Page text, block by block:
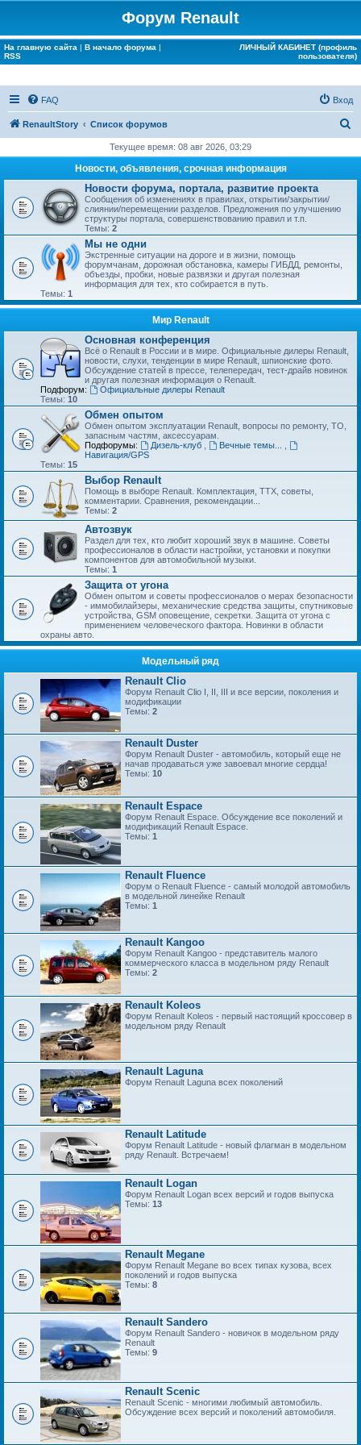
Форум Renault
На главную сайта | В начало форума |
RSS
ЛИЧНЫЙ КАБИНЕТ (профиль
пользователя)
FAQ Вход
RenaultStory Список форумов
с
Текущее время: 08 авг 2026, 03:29
Новости, объявления, срочная информация
Новости форума, портала, развитие проекта
Сообщения об изменениях в правилах, открытии/закрытии/
слиянии/перемещении разделов. Предложения по улучшению
структуры портала, совершенствованию правил и т.п.
Темы: 2
Мы не одни
Экстренные ситуации на дороге и в жизни, помощь
форумчанам, дорожная обстановка, камеры ГИБДД, ремонты,
объезды, пробки, новые развязки и другая полезная
информация для тех, кто собирается в путь.
Темы: 1
Мир Renault
Основная конференция
Всё о Renault в России и в мире. Официальные дилеры Renault,
новости, слухи, тенденции в мире Renault, шпионские фото.
Обсуждение статей в прессе, телепередач, тест-драйв новинок
и другая полезная информация о Renault.
Подфорум:
Официальные дилеры Renault
Темы: 10
Обмен опытом
Обмен опытом эксплуатации Renault, вопросы по ремонту, ТО,
запасным частям, аксессуарам.
Подфорумы:
Дизель-клуб Вечные темы...
Навигация/GPS
Темы: 15
Выбор Renault
Помощь в выборе Renault. Комплектация, ТТХ, советы,
комментарии. Сравнения, рекомендации...
Темы: 2
Автозвук
Раздел для тех, кто любит хороший звук в машине. Советы
профессионалов в области настройки, установки и покупки
компонентов для автомобильной музыки.
Темы: 1
Защита от угона
Обмен опытом и советы профессионалов о мерах безопасности
- иммобилайзеры, механические средства защиты, спутниковые
устройства, GSM оповещение, секретки. Защита от угона с
применением человеческого фактора. Новинки в области
охраны авто.
Модельный ряд
Renault Clio
Форум Renault Clio I, II, III и все версии, поколения и
модификации
Темы: 2
Renault Duster
Форум Renault Duster - автомобиль, который еще не
начав продаваться уже завоевал многие сердца!
Темы: 10
Renault Espace
Форум Renault Espace. Обсуждение все поколений и
модификаций Renault Espace.
Темы: 1
Renault Fluence
Форум о Renault Fluence - самый молодой автомобиль
в модельной линейке Renault
Темы: 1
Renault Kangoo
Форум Renault Kangoo - представитель малого
коммерческого класса в модельном ряду Renault
Темы: 2
Renault Koleos
Форум Renault Koleos - первый настоящий кроссовер в
модельном ряду Renault
Renault Laguna
Форум Renault Laguna всех поколений
Renault Latitude
Форум Renault Latitude - новый флагман в модельном
ряду Renault. Встречаем!
Renault Logan
Форум Renault Logan всех версий и годов выпуска
Темы: 13
Renault Megane
Форум Renault Megane во всех типах кузова, всех
поколений и годов выпуска
Темы: 8
Renault Sandero
Форум Renault Sandero - новичок в модельном ряду
Renault
Темы: 9
Renault Scenic
Renault Scenic - многими любимый автомобиль.
Обсуждение всех версий и поколений автомобиля.